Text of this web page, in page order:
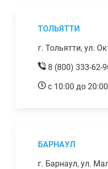
ТОЛЬЯТТИ
г. Тольятти, ул.
8 (800) 333-62-
с 10:00 до 20:00
БАРНАУЛ
г. Барнаул, ул.